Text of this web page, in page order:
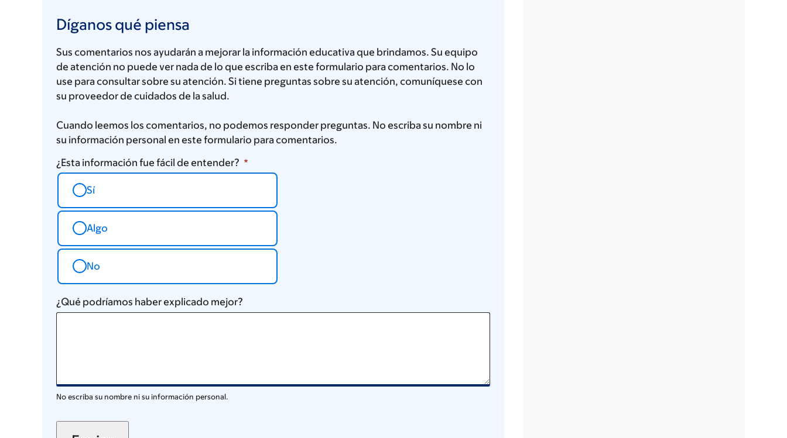
qué
Díganos qué piensa
Sus comentarios nos ayudarán a mejorar la información educativa que brindamos. Su equipo
de atención no puede ver nada de lo que escriba en este formulario para comentarios. No lo
use para consultar sobre su atención. Si tiene preguntas sobre su atención, comuníquese con
su proveedor de cuidados de la salud.
Cuando leemos los comentarios, no podemos responder preguntas. No escriba su nombre ni
su información personal en este formulario para comentarios.
¿Esta información fue fácil de entender?
Sí
Algo
No
¿Qué podríamos haber explicado mejor?
No escriba su nombre ni su información personal.